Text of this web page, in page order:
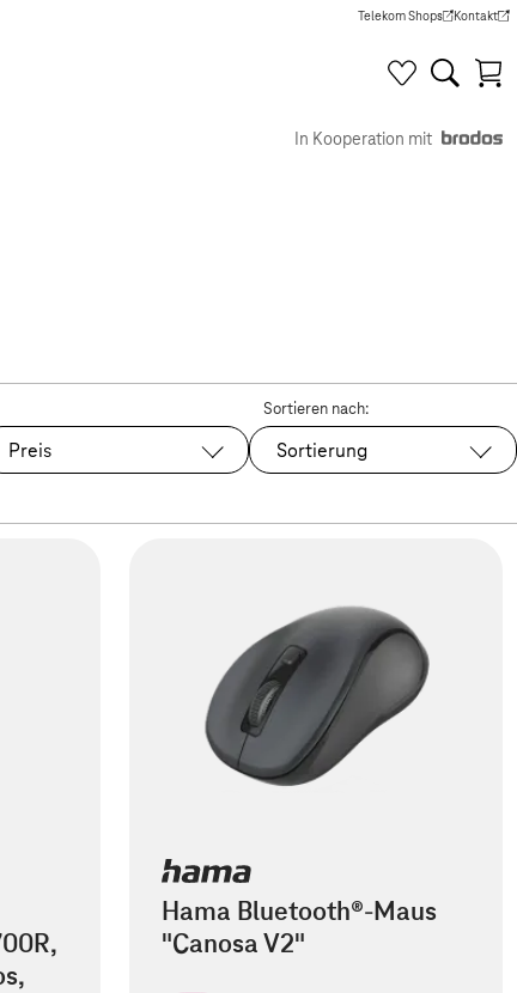
Telekom Shops
(Wird in einem neuen Tab
Kontakt
(Wird in
In Kooperation mit
Preis
Sortieren nach:
Sortierung
Hama Bluetooth®-Maus
"Canosa V2"